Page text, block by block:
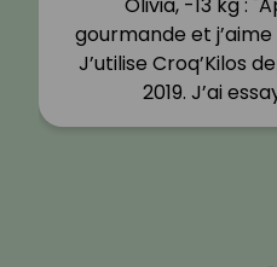
gourmande et
J’utilise Croq’Kilos
2019. J’ai